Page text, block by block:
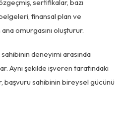
sertifikalar, bazı
finansal plan ve
omurgasını oluşturur.
deneyimi arasında
Aynı şekilde işveren tarafındaki
başvuru sahibinin bireysel gücünü